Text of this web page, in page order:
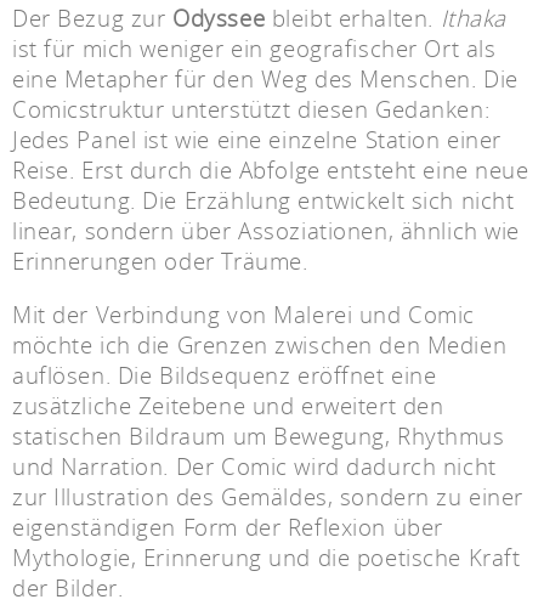
Der Bezug zur Odyssee bleibt erhalten. Ithaka
ist für mich weniger ein geografischer Ort als
eine Metapher für den Weg des Menschen. Die
Comicstruktur unterstützt diesen Gedanken:
Jedes Panel ist wie eine einzelne Station einer
Reise. Erst durch die Abfolge entsteht eine neue
Bedeutung. Die Erzählung entwickelt sich nicht
linear, sondern über Assoziationen, ähnlich wie
Erinnerungen oder Träume.
Mit der Verbindung von Malerei und Comic
möchte ich die Grenzen zwischen den Medien
auflösen. Die Bildsequenz eröffnet eine
zusätzliche Zeitebene und erweitert den
statischen Bildraum um Bewegung, Rhythmus
und Narration. Der Comic wird dadurch nicht
zur Illustration des Gemäldes, sondern zu einer
eigenständigen Form der Reflexion über
Mythologie, Erinnerung und die poetische Kraft
der Bilder.